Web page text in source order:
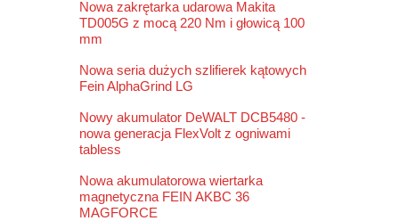
Nowa zakrętarka udarowa Makita
TD005G z mocą 220 Nm i głowicą 100
mm
Nowa seria dużych szlifierek kątowych
Fein AlphaGrind LG
Nowy akumulator DeWALT DCB5480 -
nowa generacja FlexVolt z ogniwami
tabless
Nowa akumulatorowa wiertarka
magnetyczna FEIN AKBC 36
MAGFORCE